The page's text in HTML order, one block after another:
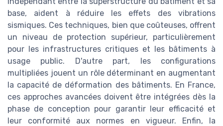
base, aident à réduire les effets des vibrations
sismiques. Ces techniques, bien que coûteuses, offrent
un niveau de protection supérieur, particulièrement
pour les infrastructures critiques et les bâtiments à
usage public. D'autre part, les configurations
multipliées jouent un rôle déterminant en augmentant
la capacité de déformation des bâtiments. En France,
ces approches avancées doivent être intégrées dès la
phase de conception pour garantir leur efficacité et
leur conformité aux normes en vigueur. Enfin, la